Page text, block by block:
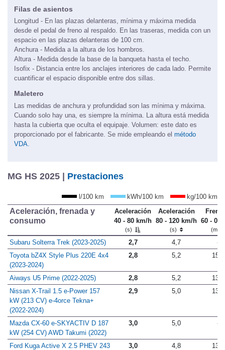
Filas de asientos
Longitud - En las plazas delanteras, mínima y máxima medida
desde el pedal de freno al respaldo. En las traseras, medida con un
espacio en las plazas delanteras de 100 cm.
Anchura - Medida a la altura de los hombros.
Altura - Medida desde la base de la banqueta hasta el techo.
Isofix - Distancia entre los anclajes interiores de cada lado. Permite
cuantificar el espacio disponible entre dos sillas.
Maletero
Las medidas de anchura y profundidad son las mínima y máxima.
Cuando solo hay una, es siempre la mínima. La altura está medida
hasta la cubierta que oculta el equipaje. Volumen: este dato es
proporcionado por el fabricante. Se mide empleando el método
VDA.
MG HS 2025 | Prestaciones
l/100 km kWh/100 km kg/100 km
Aceleración, frenada y
consumo
Aceleración
40 - 80 km/h
(s)
Aceleración
80 - 120 km/h
(s)
60 - 0
(m)
Subaru Solterra Trek (2023-2025) 2,7 4,7
-
Toyota bZ4X Style Plus 220E 4x4
(2023-2024)
2,8 5,2 15,1
Aiways U5 Prime (2022-2025) 2,8 5,2
13,7
Nissan X-Trail 1.5 e-Power 157
kW (213 CV) e-4orce Tekna+
(2022-2024)
2,9 5,0 13,1
Mazda CX-60 e-SKYACTIV D 187
kW (254 CV) AWD Takumi (2022)
3,0 5,0 -
Ford Kuga Active X 2.5 PHEV 243
3,0 4,8 13,6